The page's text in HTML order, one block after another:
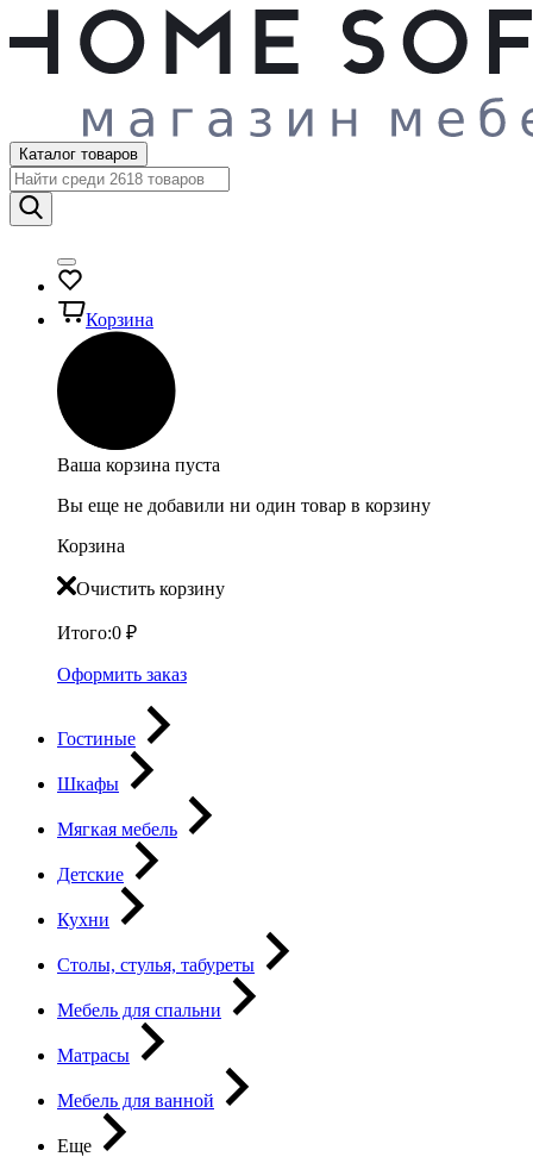
Каталог товаров
Корзина
Ваша корзина пуста
Вы еще не добавили ни один товар в корзину
Корзина
Очистить корзину
Итого:0 ₽
Оформить заказ
Гостиные
Шкафы
Мягкая мебель
Детские
Кухни
Столы, стулья, табуреты
Мебель для спальни
Матрасы
Мебель для ванной
Еще